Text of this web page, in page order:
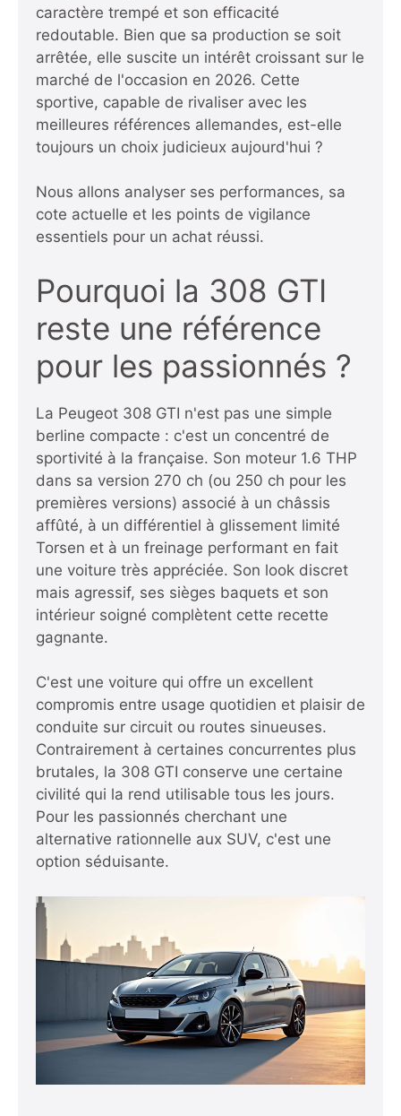
caractère trempé et son efficacité
redoutable. Bien que sa production se soit
arrêtée, elle suscite un intérêt croissant sur le
marché de l'occasion en 2026. Cette
sportive, capable de rivaliser avec les
meilleures références allemandes, est-elle
toujours un choix judicieux aujourd'hui ?
Nous allons analyser ses performances, sa
cote actuelle et les points de vigilance
essentiels pour un achat réussi.
Pourquoi la 308 GTI
reste une référence
pour les passionnés ?
La Peugeot 308 GTI n'est pas une simple
berline compacte : c'est un concentré de
sportivité à la française. Son moteur 1.6 THP
dans sa version 270 ch (ou 250 ch pour les
premières versions) associé à un châssis
affûté, à un différentiel à glissement limité
Torsen et à un freinage performant en fait
une voiture très appréciée. Son look discret
mais agressif, ses sièges baquets et son
intérieur soigné complètent cette recette
gagnante.
C'est une voiture qui offre un excellent
compromis entre usage quotidien et plaisir de
conduite sur circuit ou routes sinueuses.
Contrairement à certaines concurrentes plus
brutales, la 308 GTI conserve une certaine
civilité qui la rend utilisable tous les jours.
Pour les passionnés cherchant une
alternative rationnelle aux SUV, c'est une
option séduisante.